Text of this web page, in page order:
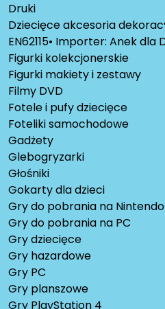
Druki
Dziecięce akcesoria
EN62115• Importer: Anek dla
Figurki kolekcjonerskie
Figurki makiety i zestawy
Filmy DVD
Fotele i pufy dziecięce
Foteliki samochodowe
Gadżety
Glebogryzarki
Głośniki
Gokarty dla dzieci
Gry do pobrania na Nintendo
Gry do pobrania na PC
Gry dziecięce
Gry hazardowe
Gry PC
Gry planszowe
Gry PlayStation 4